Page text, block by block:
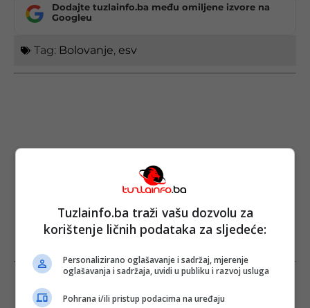
Dodajte tuzlainfo.ba među omiljene izvore na
Googleu
Tag: Bolovanje, esv
Tuzlainfo.ba traži vašu dozvolu za
korištenje ličnih podataka za sljedeće:
Personalizirano oglašavanje i sadržaj, mjerenje
oglašavanja i sadržaja, uvidi u publiku i razvoj usluga
Pohrana i/ili pristup podacima na uređaju